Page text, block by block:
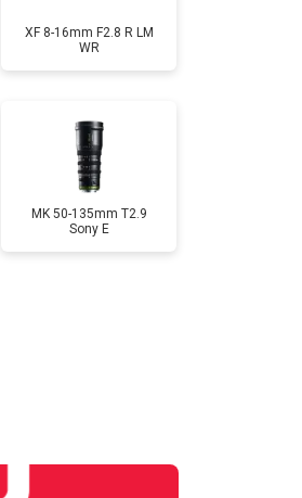
XF 8-16mm F2.8 R LM
WR
MK 50-135mm T2.9
Sony E